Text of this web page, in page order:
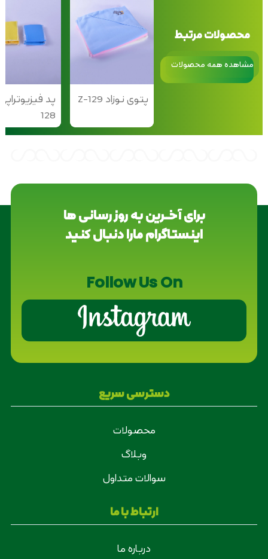
محصولات مرتبط
مشاهده همه محصولات
پتوی نوزاد Z-129
128
برای آخــرین به روز رسانی ها
اینستاگرام مارا دنبال کنید
Follow Us On
دسترسی سریع
محصولات
وبلاگ
سوالات متداول
ارتباط با ما
درباره ما